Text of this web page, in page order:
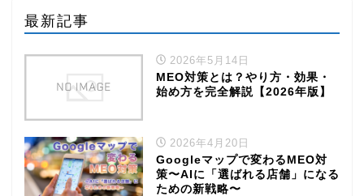
最新記事
2026年5月14日
MEO対策とは？やり方・効果・
始め方を完全解説【2026年版】
2026年4月20日
Googleマップで変わるMEO対
策〜AIに「選ばれる店舗」になる
ための新戦略〜